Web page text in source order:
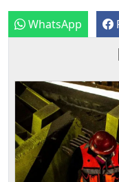
WhatsApp